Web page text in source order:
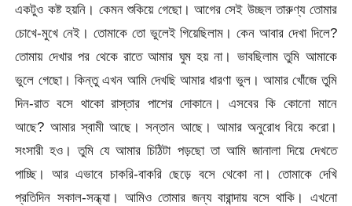
একটুও কষ্ট হয়নি। কেমন শুকিয়ে গেছো। আগের সেই উচ্ছল তারুণ্য তোমার
চোখে-মুখে নেই। তোমাকে তো ভুলেই গিয়েছিলাম। কেন আবার দেখা দিলে?
তোমায় দেখার পর থেকে রাতে আমার ঘুম হয় না। ভাবছিলাম তুমি আমাকে
ভুলে গেছো। কিন্তু এখন আমি দেখছি আমার ধারণা ভুল। আমার খোঁজে তুমি
দিন-রাত বসে থাকো রাস্তার পাশের দোকানে। এসবের কি কোনো মানে
আছে? আমার স্বামী আছে। সন্তান আছে। আমার অনুরোধ বিয়ে করো।
সংসারী হও। তুমি যে আমার চিঠিটা পড়ছো তা আমি জানালা দিয়ে দেখতে
পাচ্ছি। আর এভাবে চাকরি-বাকরি ছেড়ে বসে থেকো না। তোমাকে দেখি
প্রতিদিন সকাল-সন্ধ্যা। আমিও তোমার জন্য বারান্দায় বসে থাকি। এখনো